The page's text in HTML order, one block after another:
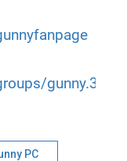
PC